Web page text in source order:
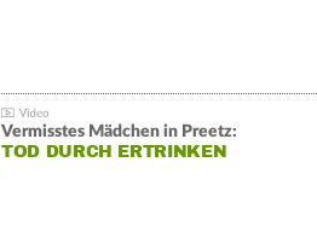
Vermisstes Mädchen in Preetz:
TOD DURCH ERTRINKEN